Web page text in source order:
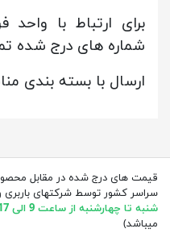
برای ارتباط با
شماره های درج شده
ارسال با بسته بندی
قیمت های درج شده در مقابل
سراسر کشور توسط شرکتهای باربری
شنبه تا چهارشنبه از ساعت 9 الی 17
میباشد)